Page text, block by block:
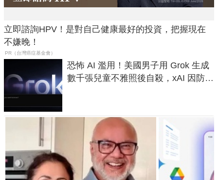
立即諮詢HPV！是對自己健康最好的投資，把握現在
不嫌晚！
PR（台灣癌症基金會）
恐怖 AI 濫用！美國男子用 Grok 生成
數千張兒童不雅照後自殺，xAI 因防護